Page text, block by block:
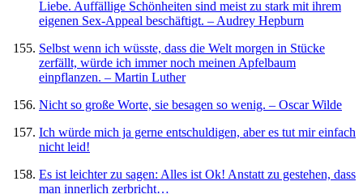
Liebe. Auffällige Schönheiten sind meist zu stark mit ihrem
eigenen Sex-Appeal beschäftigt. – Audrey Hepburn
Selbst wenn ich wüsste, dass die Welt morgen in Stücke
zerfällt, würde ich immer noch meinen Apfelbaum
einpflanzen. – Martin Luther
Nicht so große Worte, sie besagen so wenig. – Oscar Wilde
Ich würde mich ja gerne entschuldigen, aber es tut mir einfach
nicht leid!
Es ist leichter zu sagen: Alles ist Ok! Anstatt zu gestehen, dass
man innerlich zerbricht…